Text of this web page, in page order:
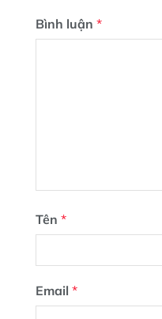
Bình luận *
Tên *
Email *